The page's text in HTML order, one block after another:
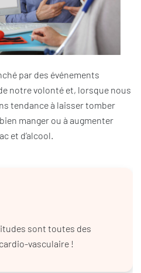
par des événements
notre volonté et, lorsque nous
tendance à laisser tomber
manger ou à augmenter
et d’alcool.
sont toutes des
vasculaire !